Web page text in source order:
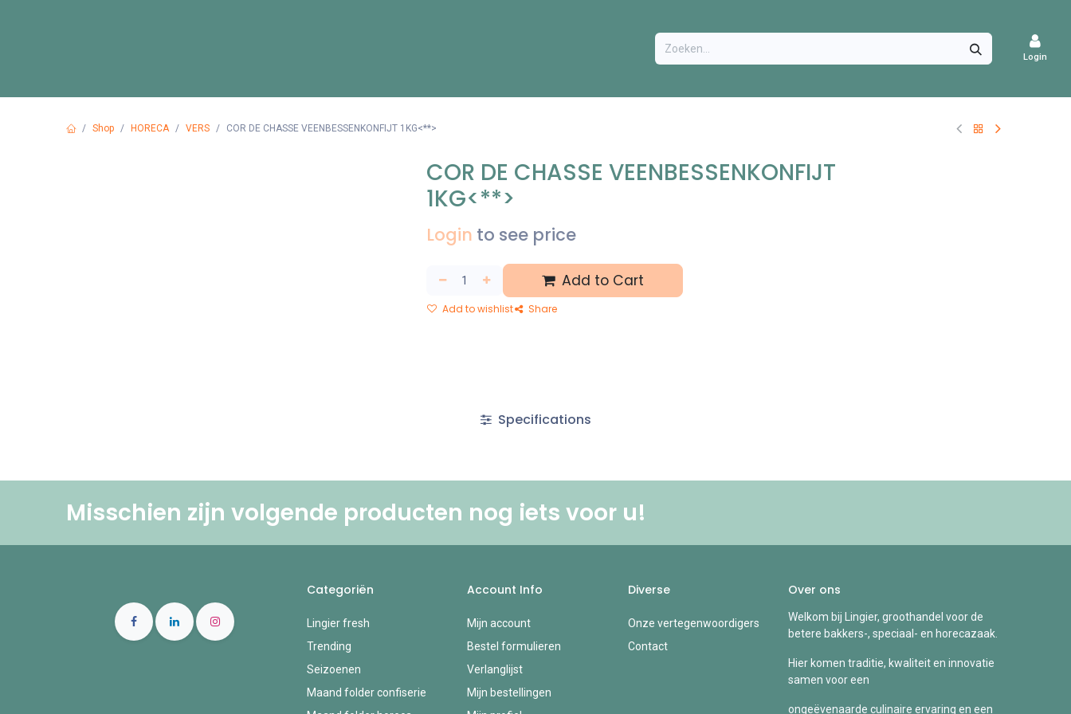
VACATURES
Login
Shop HORECA VERS COR DE CHASSE VEENBESSENKONFIJT 1KG<**>
COR DE CHASSE VEENBESSENKONFIJT
1KG<**>
Login to see price
Add to Cart
Add to wishlist Share
Specifications
Misschien zijn volgende producten nog iets voor u! ​
Categoriën
Lingier fresh
Trending
Seizoenen
Maand folder confiserie
Account Info
Mijn account
Bestel formulieren
Verlanglijst
Mijn bestellingen
Diverse
Onze vertegenwoordigers
Contact
Over ons
Welkom bij Lingier, groothandel voor de
betere bakkers-, speciaal- en horecazaak.
Hier komen traditie, kwaliteit en innovatie
samen voor een
ongeëvenaarde culinaire ervaring en een